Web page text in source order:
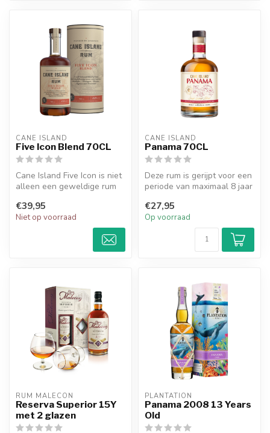
CANE ISLAND
Five Icon Blend 70CL
Cane Island Five Icon is niet
alleen een geweldige rum
€39,95
Niet op voorraad
CANE ISLAND
Panama 70CL
Deze rum is gerijpt voor een
periode van maximaal 8 jaar
€27,95
Op voorraad
RUM MALECON
Reserva Superior 15Y
met 2 glazen
PLANTATION
Panama 2008 13 Years
Old